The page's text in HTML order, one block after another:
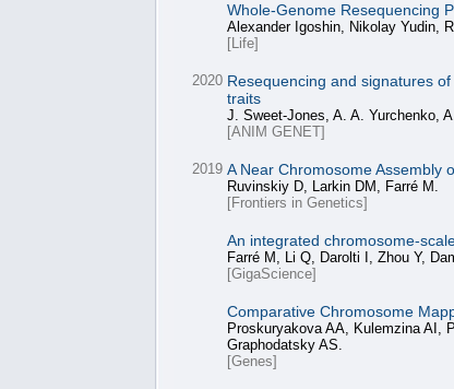
Whole-Genome Resequencing
Alexander Igoshin, Nikolay Yudin,
[Life]
2020 Resequencing and signatures
traits
J. Sweet‐Jones, A. A. Yurchenko,
[ANIM GENET]
2019 A Near Chromosome Assembly
Ruvinskiy D, Larkin DM, Farré M.
[Frontiers in Genetics]
An integrated chromosome-
Farré M, Li Q, Darolti I, Zhou Y,
[GigaScience]
Comparative Chromosome
Proskuryakova AA, Kulemzina AI,
Graphodatsky AS.
[Genes]